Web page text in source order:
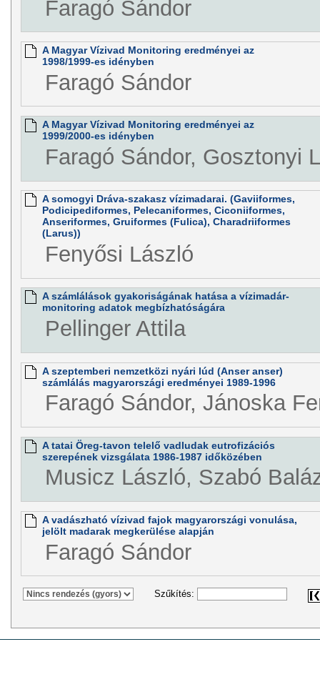
Faragó Sándor
A Magyar Vízivad Monitoring eredményei az
1998/1999-es idényben
Faragó Sándor
A Magyar Vízivad Monitoring eredményei az
1999/2000-es idényben
Faragó Sándor, Gosztonyi
A somogyi Dráva-szakasz vízimadarai. (Gaviiformes,
Podicipediformes, Pelecaniformes, Ciconiiformes,
Anseriformes, Gruiformes (Fulica), Charadriiformes
(Larus))
Fenyősi László
A számlálások gyakoriságának hatása a vízimadár-
monitoring adatok megbízhatóságára
Pellinger Attila
A szeptemberi nemzetközi nyári lúd (Anser anser)
számlálás magyarországi eredményei 1989-1996
Faragó Sándor, Jánoska
A tatai Öreg-tavon telelő vadludak eutrofizációs
szerepének vizsgálata 1986-1987 időközében
Musicz László, Szabó
A vadászható vízivad fajok magyarországi vonulása,
jelölt madarak megkerülése alapján
Faragó Sándor
Szűkítés: